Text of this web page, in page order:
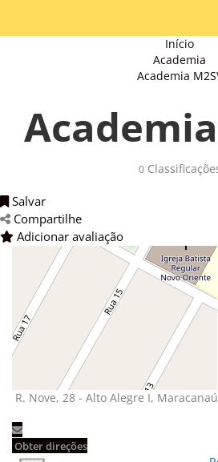
Início
Academia
Academia
0
Salvar
Compartilhe
Adicionar avaliação
R. Nove, 28 - Alto Alegre I,
Obter direções